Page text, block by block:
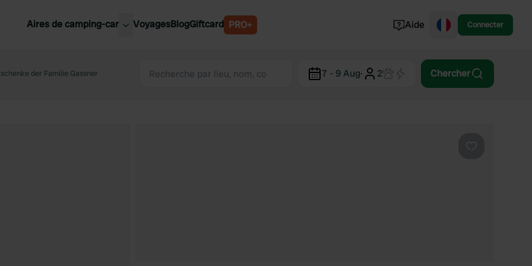
Aires de camping-car
Slovénie
VoyagesBlogGiftcard PRO+ Aide Connecter
der Familie Gassner 7 - 9 Aug· 2 Chercher